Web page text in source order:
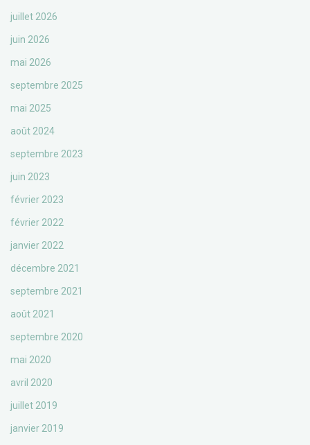
juillet 2026
juin 2026
mai 2026
septembre 2025
mai 2025
août 2024
septembre 2023
juin 2023
février 2023
février 2022
janvier 2022
décembre 2021
septembre 2021
août 2021
septembre 2020
mai 2020
avril 2020
juillet 2019
janvier 2019